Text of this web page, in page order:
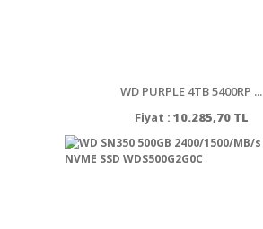
WD PURPLE 4TB 5400RP ...
Fiyat : 10.285,70 TL